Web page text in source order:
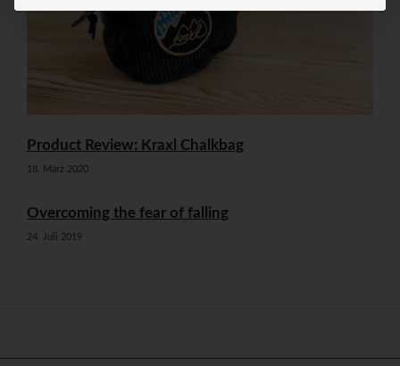
Product Review: Kraxl Chalkbag
18. März 2020
Overcoming the fear of falling
24. Juli 2019